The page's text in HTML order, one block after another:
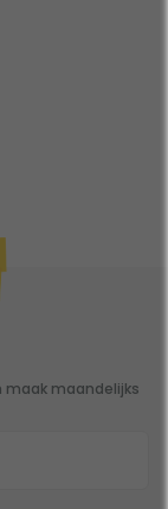
maak maandelijks